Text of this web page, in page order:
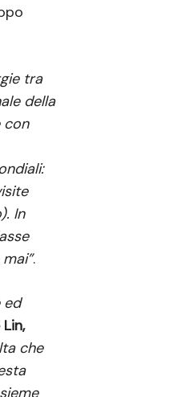
tra
della
con
In
.
ed
che